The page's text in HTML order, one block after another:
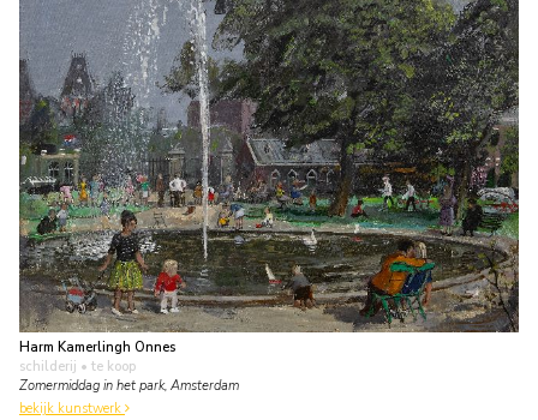
Harm Kamerlingh Onnes
schilderij • te koop
Zomermiddag in het park, Amsterdam
bekijk kunstwerk